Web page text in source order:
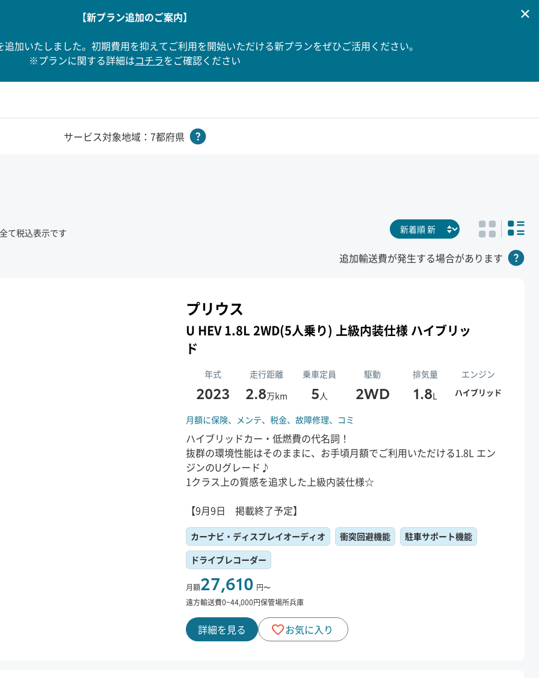
【新プラン追加のご案内】
加いたしました。初期費用を抑えてご利用を開始いただける新プランをぜひご活用ください。
※プランに関する詳細はコチラをご確認ください
サービス対象地域：7都府県
て税込表示です
追加輸送費が発生する場合があります
プリウス
U HEV 1.8L 2WD(5人乗り) 上級内装仕様 ハイブリッ
ド
年式 走行距離 乗車定員 駆動 排気量 エンジン
2023 2.8万km 5人 2WD 1.8L ハイブリッド
月額に保険、 メンテ、税金、故障修理、 コミ
ハイブリッドカー・低燃費の代名詞！
抜群の環境性能はそのままに、お手頃月額でご利用いただける1.8L エン
ジンのUグレード♪
1クラス上の質感を追求した上級内装仕様☆
【9月9日 掲載終了予定】
カーナビ・ディスプレイオーディオ 衝突回避機能
駐車サポート機能
ドライブレコーダー
月額27,610 円〜
遠方輸送費0~44,000円保管場所兵庫
詳細を見る お気に入り